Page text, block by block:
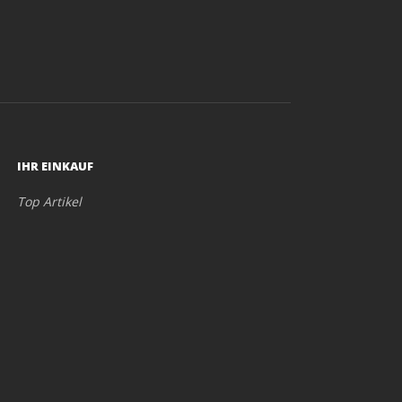
IHR EINKAUF
Top Artikel